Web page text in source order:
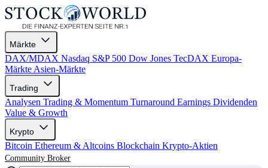
Märkte
DAX/MDAX Nasdaq S&P 500 Dow Jones TecDAX Europa-
Märkte Asien-Märkte
Trading
Analysen Trading & Momentum Turnaround Earnings Dividenden
Value & Growth
Krypto
Bitcoin Ethereum & Altcoins Blockchain Krypto-Aktien
Community Broker